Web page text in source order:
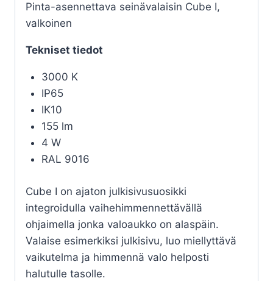
Pinta-asennettava seinävalaisin Cube I,
valkoinen
Tekniset tiedot
3000 K
IP65
IK10
155 lm
4 W
RAL 9016
Cube I on ajaton julkisivusuosikki
integroidulla vaihehimmennettävällä
ohjaimella jonka valoaukko on alaspäin.
Valaise esimerkiksi julkisivu, luo miellyttävä
vaikutelma ja himmennä valo helposti
halutulle tasolle.